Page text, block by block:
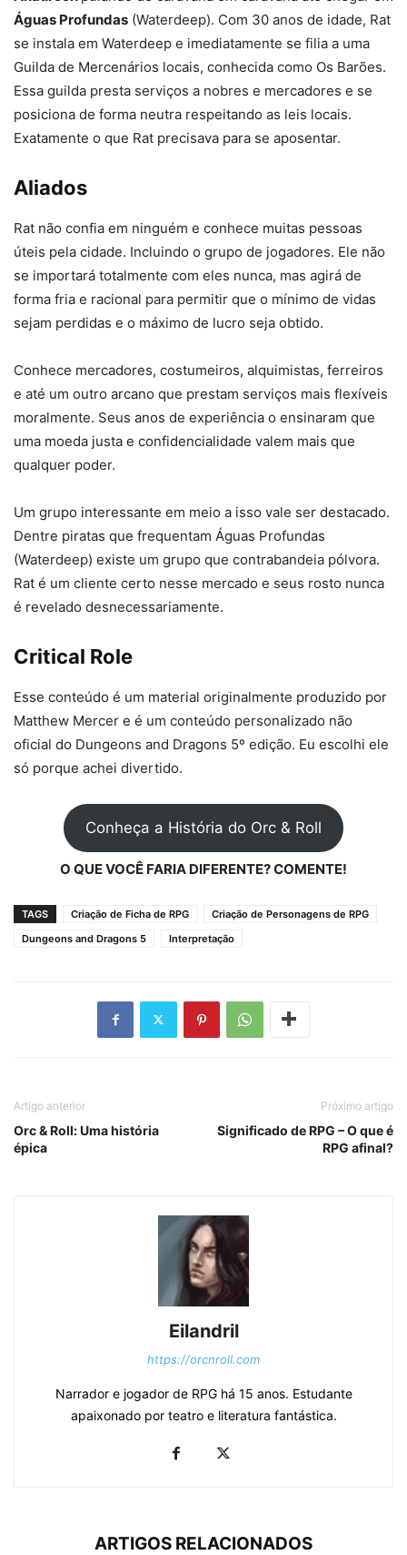
Águas Profundas (Waterdeep). Com 30 anos de idade, Rat
se instala em Waterdeep e imediatamente se filia a uma
Guilda de Mercenários locais, conhecida como Os Barões.
Essa guilda presta serviços a nobres e mercadores e se
posiciona de forma neutra respeitando as leis locais.
Exatamente o que Rat precisava para se aposentar.
Aliados
Rat não confia em ninguém e conhece muitas pessoas
úteis pela cidade. Incluindo o grupo de jogadores. Ele não
se importará totalmente com eles nunca, mas agirá de
forma fria e racional para permitir que o mínimo de vidas
sejam perdidas e o máximo de lucro seja obtido.
Conhece mercadores, costumeiros, alquimistas, ferreiros
e até um outro arcano que prestam serviços mais flexíveis
moralmente. Seus anos de experiência o ensinaram que
uma moeda justa e confidencialidade valem mais que
qualquer poder.
Um grupo interessante em meio a isso vale ser destacado.
Dentre piratas que frequentam Águas Profundas
(Waterdeep) existe um grupo que contrabandeia pólvora.
Rat é um cliente certo nesse mercado e seus rosto nunca
é revelado desnecessariamente.
Critical Role
Esse conteúdo é um material originalmente produzido por
Matthew Mercer e é um conteúdo personalizado não
oficial do Dungeons and Dragons 5º edição. Eu escolhi ele
só porque achei divertido.
Conheça a História do Orc & Roll
O QUE VOCÊ FARIA DIFERENTE? COMENTE!
TAGS Criação de Ficha de RPG
Criação de Personagens de RPG
Dungeons and Dragons 5
Interpretação
Artigo anterior
Orc & Roll: Uma história
épica
Próximo artigo
Significado de RPG – O que é
RPG afinal?
Eilandril
https://orcnroll.com
Narrador e jogador de RPG há 15 anos. Estudante
apaixonado por teatro e literatura fantástica.
ARTIGOS RELACIONADOS